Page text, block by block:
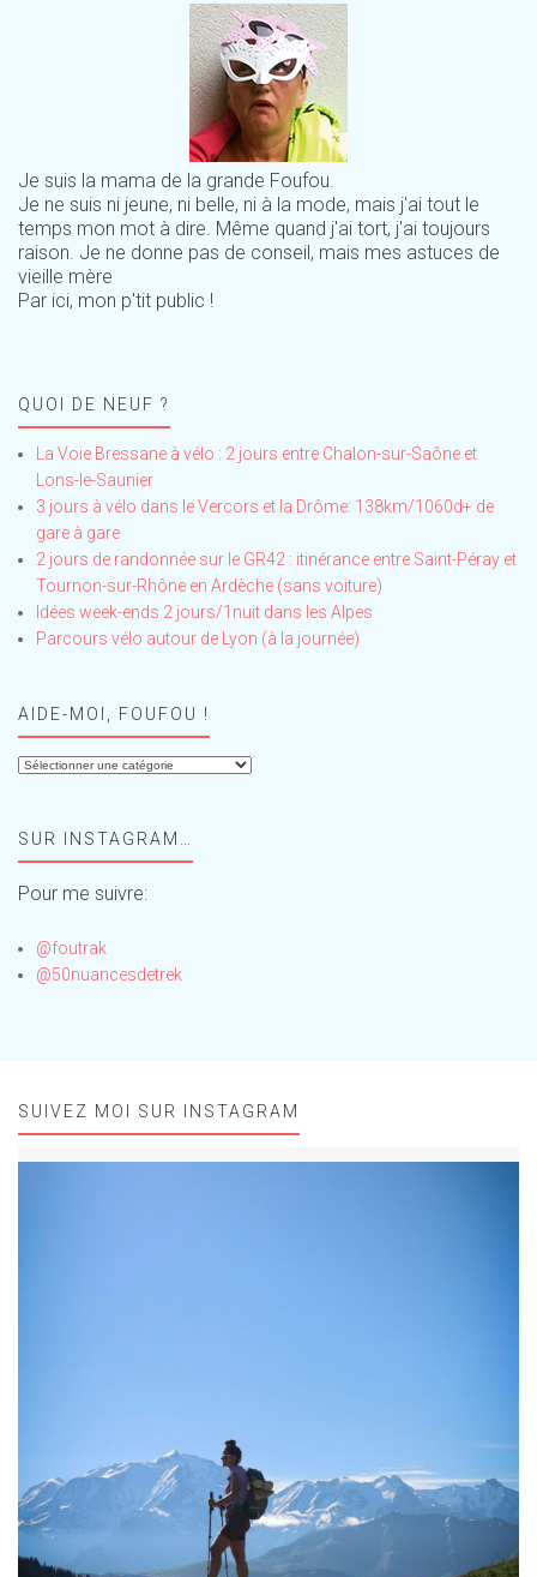
Je suis la mama de la grande Foufou.
Je ne suis ni jeune, ni belle, ni à la mode, mais j'ai tout le
temps mon mot à dire. Même quand j'ai tort, j'ai toujours
raison. Je ne donne pas de conseil, mais mes astuces de
vieille mère
Par ici, mon p'tit public !
QUOI DE NEUF ?
La Voie Bressane à vélo : 2 jours entre Chalon-sur-Saône et
Lons-le-Saunier
3 jours à vélo dans le Vercors et la Drôme: 138km/1060d+ de
gare à gare
2 jours de randonnée sur le GR42 : itinérance entre Saint-Péray et
Tournon-sur-Rhône en Ardèche (sans voiture)
Idées week-ends 2 jours/1nuit dans les Alpes
Parcours vélo autour de Lyon (à la journée)
AIDE-MOI, FOUFOU !
Aide-
!SUR INSTAGRAM…
Pour me suivre:
@foutrak
@50nuancesdetrek
SUIVEZ MOI SUR INSTAGRAM